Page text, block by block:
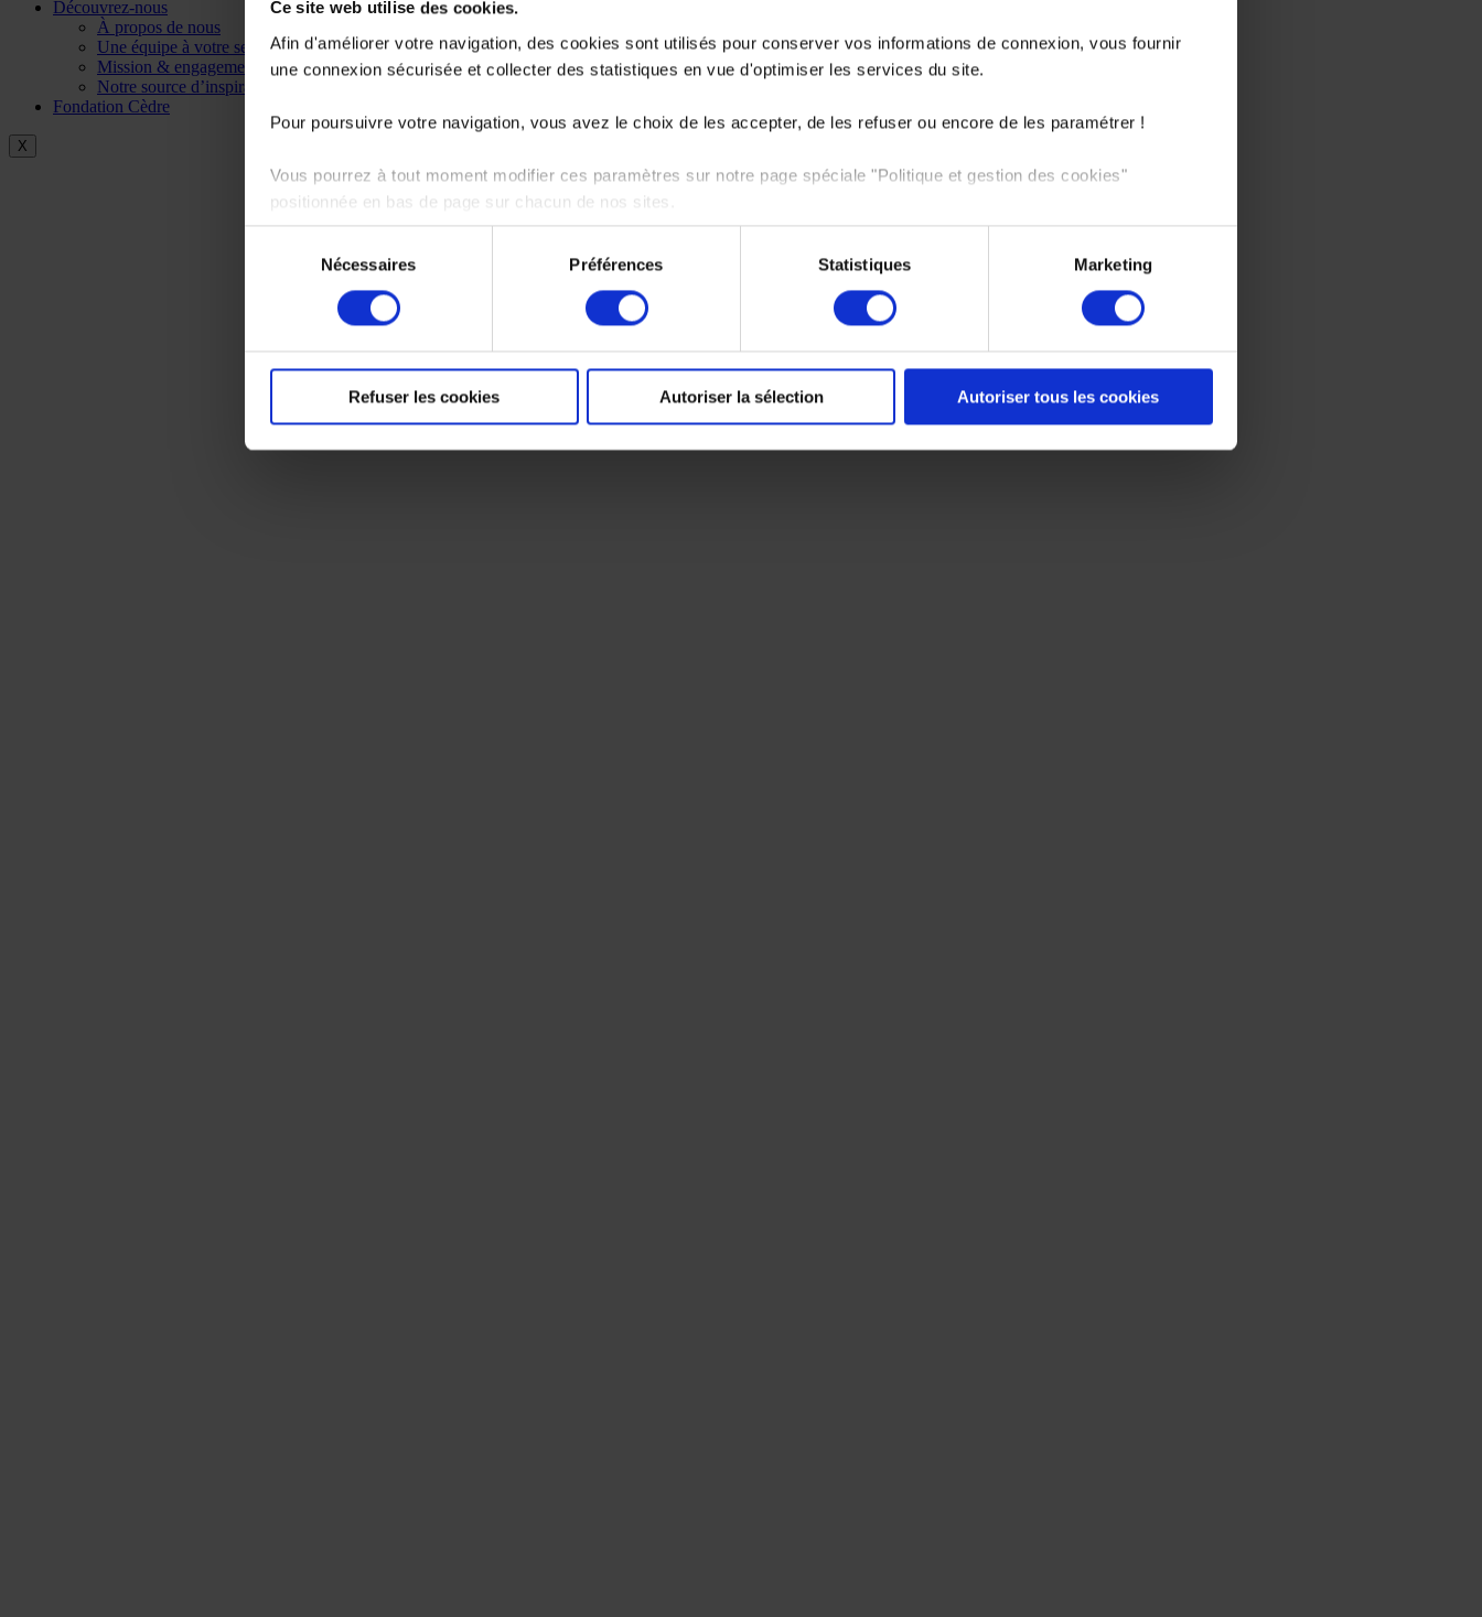
Ce site web utilise des cookies.
Afin d'améliorer votre navigation, des cookies sont utilisés pour conserver vos informations de connexion, vous fournir
une connexion sécurisée et collecter des statistiques en vue d'optimiser les services du site.
Pour poursuivre votre navigation, vous avez le choix de les accepter, de les refuser ou encore de les paramétrer !
Vous pourrez à tout moment modifier ces paramètres sur notre page spéciale "Politique et gestion des cookies"
positionnée en bas de page sur chacun de nos sites.
Pour en savoir plus sur notre politique de protection des données personnelles,
consentement
Nécessaires Préférences Statistiques Marketing
Refuser les cookies Autoriser la sélection Autoriser tous les cookies
Découvrez-nous
À propos de nous
Une équipe à votre service
Mission & engagements
Notre source d’inspiration
Fondation Cèdre
X